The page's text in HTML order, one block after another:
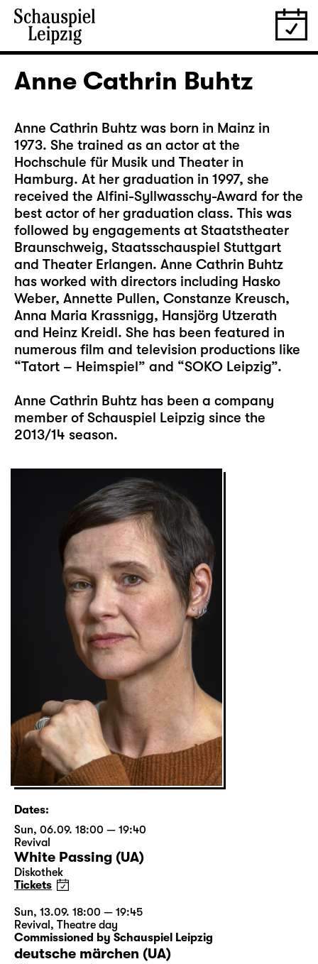
Anne Cathrin Buhtz
Anne Cathrin Buhtz was born in Mainz in
1973. She trained as an actor at the
Hochschule für Musik und Theater in
Hamburg. At her graduation in 1997, she
received the Alfini-Syllwasschy-Award for the
best actor of her graduation class. This was
followed by engagements at Staatstheater
Braunschweig, Staatsschauspiel Stuttgart
and Theater Erlangen. Anne Cathrin Buhtz
has worked with directors including Hasko
Weber, Annette Pullen, Constanze Kreusch,
Anna Maria Krassnigg, Hansjörg Utzerath
and Heinz Kreidl. She has been featured in
numerous film and television productions like
“Tatort – Heimspiel” and “SOKO Leipzig”.
Anne Cathrin Buhtz has been a company
member of Schauspiel Leipzig since the
2013/14 season.
Dates:
Sun, 06.09. 18:00 — 19:40
Revival
White Passing (UA)
Diskothek
Tickets
Sun, 13.09. 18:00 — 19:45
Revival , Theatre day
Commissioned by Schauspiel Leipzig
deutsche märchen (UA)